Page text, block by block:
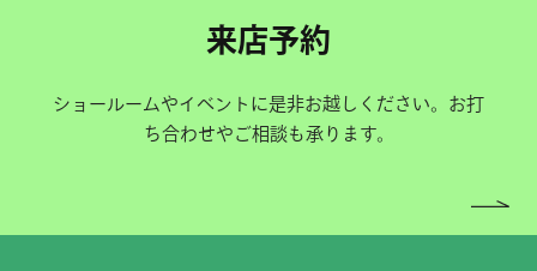
来店予約
ショールームやイベントに是非お越しください。お打
ち合わせやご相談も承ります。